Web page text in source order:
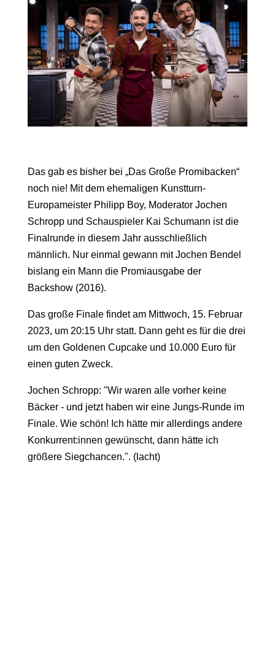
Das gab es bisher bei „Das Große Promibacken“
noch nie! Mit dem ehemaligen Kunstturn-
Europameister Philipp Boy, Moderator Jochen
Schropp und Schauspieler Kai Schumann ist die
Finalrunde in diesem Jahr ausschließlich
männlich. Nur einmal gewann mit Jochen Bendel
bislang ein Mann die Promiausgabe der
Backshow (2016).
Das große Finale findet am Mittwoch, 15. Februar
2023, um 20:15 Uhr statt. Dann geht es für die drei
um den Goldenen Cupcake und 10.000 Euro für
einen guten Zweck.
Jochen Schropp: "Wir waren alle vorher keine
Bäcker - und jetzt haben wir eine Jungs-Runde im
Finale. Wie schön! Ich hätte mir allerdings andere
Konkurrent:innen gewünscht, dann hätte ich
größere Siegchancen.". (lacht)